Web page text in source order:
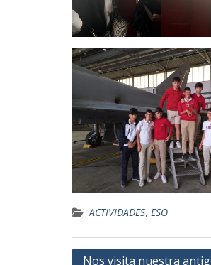
ACTIVIDADES, ESO
Navegación
Nos visita nuestra